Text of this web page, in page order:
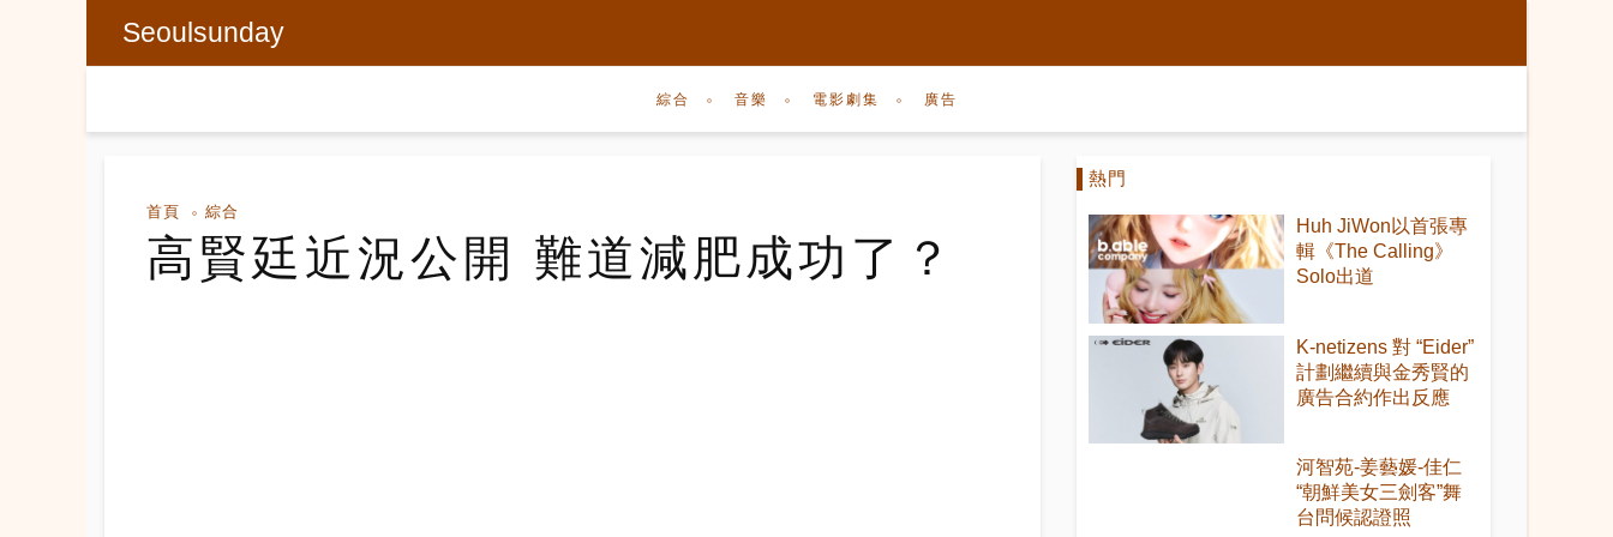
Seoulsunday
綜合 音樂 電影劇集 廣告
首頁 綜合
高賢廷近況公開 難道減肥成功了？
熱門
Huh JiWon以首張專
輯《The Calling》
Solo出道
K-netizens 對 “Eider”
計劃繼續與金秀賢的
廣告合約作出反應
河智苑-姜藝媛-佳仁
“朝鮮美女三劍客”舞
台問候認證照